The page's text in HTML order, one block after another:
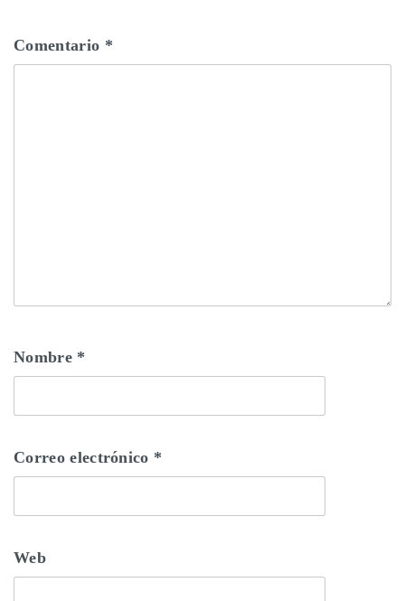
Comentario *
Nombre *
Correo electrónico *
Web